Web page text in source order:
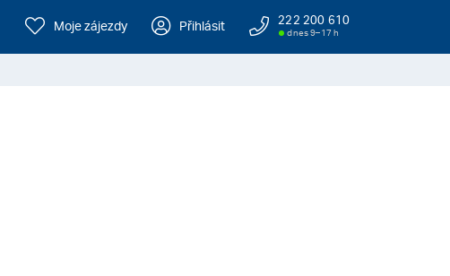
Moje zájezdy Přihlásit 222 200 610
dnes 9–17 h